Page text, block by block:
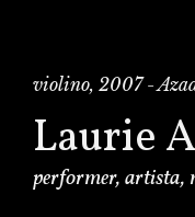
violino, 2007 -
Laurie
performer, artista,